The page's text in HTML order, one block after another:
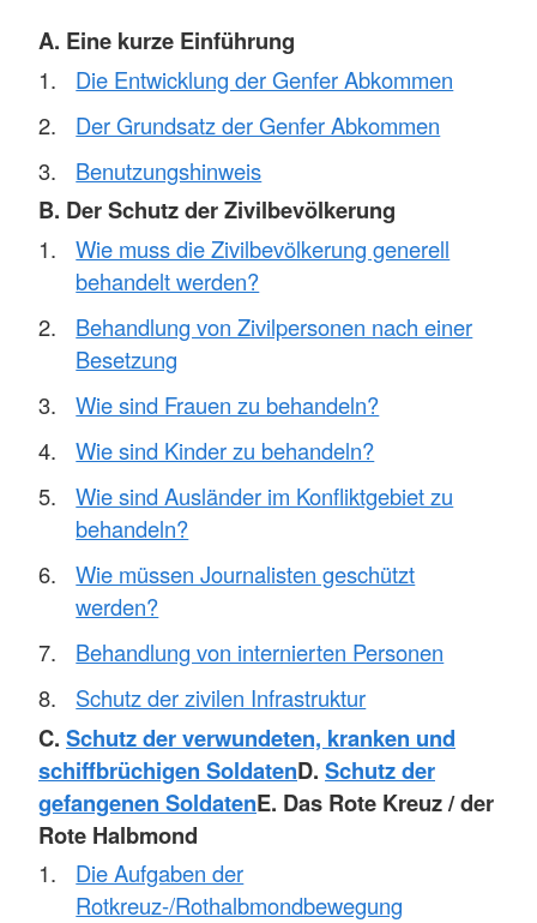
A. Eine kurze Einführung
Die Entwicklung der Genfer Abkommen
Der Grundsatz der Genfer Abkommen
Benutzungshinweis
B. Der Schutz der Zivilbevölkerung
Wie muss die Zivilbevölkerung generell
behandelt werden?
Behandlung von Zivilpersonen nach einer
Besetzung
Wie sind Frauen zu behandeln?
Wie sind Kinder zu behandeln?
Wie sind Ausländer im Konfliktgebiet zu
behandeln?
Wie müssen Journalisten geschützt
werden?
Behandlung von internierten Personen
Schutz der zivilen Infrastruktur
C. Schutz der verwundeten, kranken und
schiffbrüchigen SoldatenD. Schutz der
gefangenen SoldatenE. Das Rote Kreuz / der
Rote Halbmond
Die Aufgaben der
Rotkreuz-/Rothalbmondbewegung